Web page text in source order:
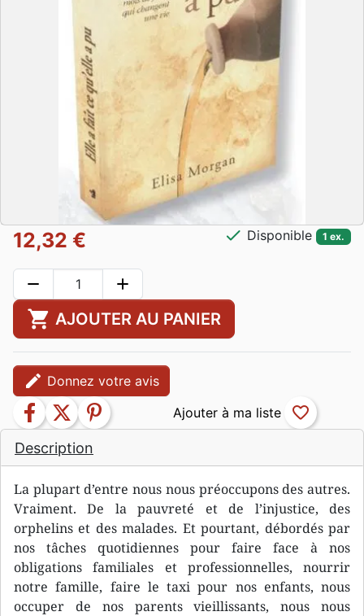
Description
La plupart d’entre nous nous préoccupons des autres.
Vraiment. De la pauvreté et de l’injustice, des
orphelins et des malades. Et pourtant, débordés par
nos tâches quotidiennes pour faire face à nos
obligations familiales et professionnelles, nourrir
notre famille, faire le taxi pour nos enfants, nous
occuper de nos parents vieillissants, nous nous
12,32 € check Disponible 1 ex.
remove add
shopping_cart AJOUTER AU PANIER
edit Donnez votre avis
facebook twitter pinterest favorite_border